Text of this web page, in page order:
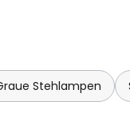
Stehlampen